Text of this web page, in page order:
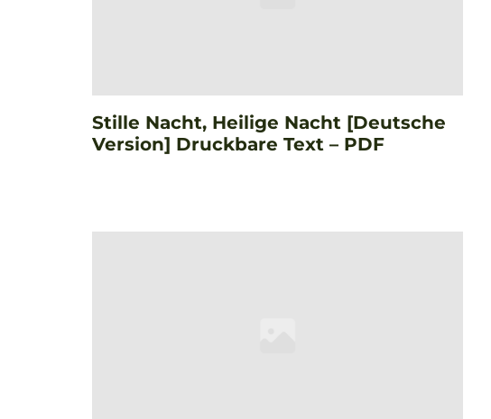
Stille Nacht, Heilige Nacht [Deutsche
Version] Druckbare Text – PDF